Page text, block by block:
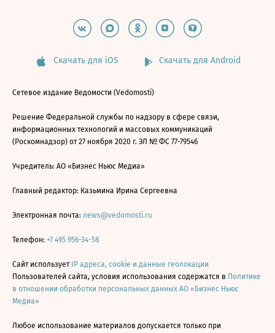
Скачать для iOS Скачать для Android
Сетевое издание Ведомости (Vedomosti)
Решение Федеральной службы по надзору в сфере связи,
информационных технологий и массовых коммуникаций
(Роскомнадзор) от 27 ноября 2020 г. ЭЛ № ФС 77-79546
Учредитель: АО «Бизнес Ньюс Медиа»
Главный редактор: Казьмина Ирина Сергеевна
Электронная почта: news@vedomosti.ru
Телефон: +7 495 956-34-58
Сайт использует IP адреса, cookie и данные геолокации
Пользователей сайта, условия использования содержатся в Политике
в отношении обработки персональных данных АО «Бизнес Ньюс
Медиа»
Любое использование материалов допускается только при